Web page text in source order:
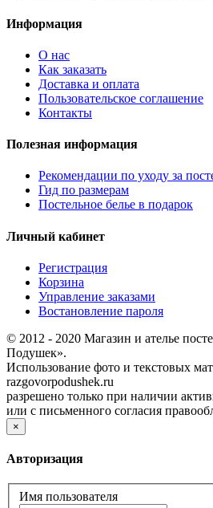
Информация
О нас
Как заказать
Доставка и оплата
Пользовательское соглашение
Контакты
Полезная информация
Рекомендации по уходу за
Гид по размерам
Постельное белье в подарок
Личный кабинет
Регистрация
Корзина
Управление заказами
Востановление пароля
© 2012 - 2020 Магазин и ателье
Подушек».
Использование фото и текстовых
razgovorpodushek.ru
разрешено только при наличии
или с письменного согласия
×
Авторизация
Имя пользователя